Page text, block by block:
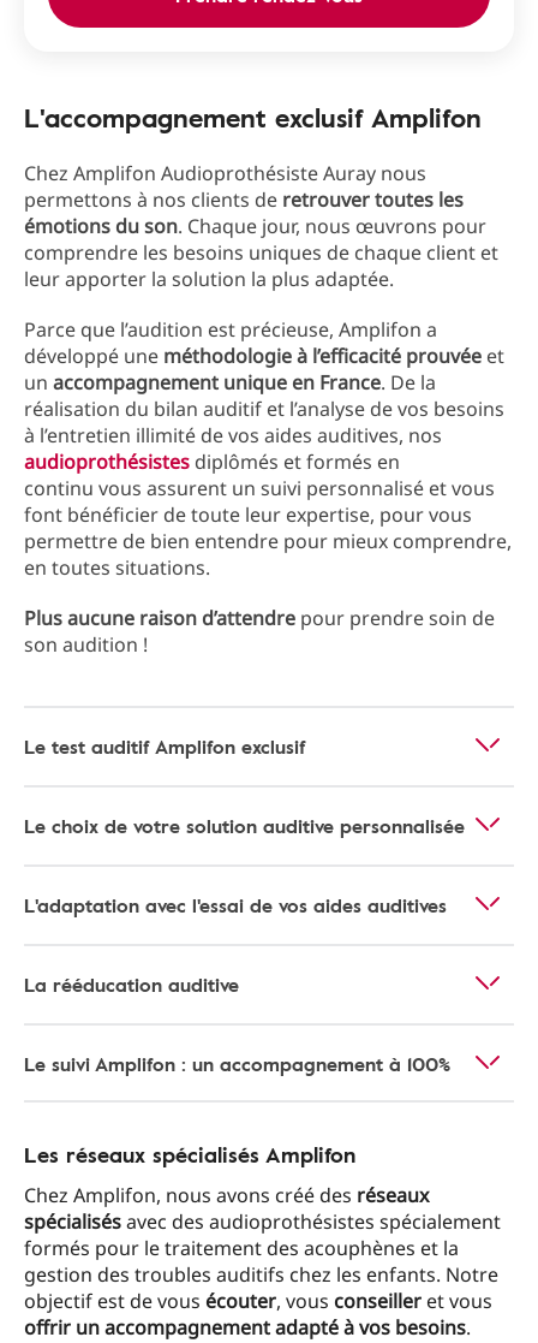
L'accompagnement exclusif Amplifon
Chez Amplifon Audioprothésiste Auray nous
permettons à nos clients de retrouver toutes les
émotions du son. Chaque jour, nous œuvrons pour
comprendre les besoins uniques de chaque client et
leur apporter la solution la plus adaptée.
Parce que l’audition est précieuse, Amplifon a
développé une méthodologie à l’efficacité prouvée et
un accompagnement unique en France. De la
réalisation du bilan auditif et l’analyse de vos besoins
à l’entretien illimité de vos aides auditives, nos
audioprothésistes diplômés et formés en
continu vous assurent un suivi personnalisé et vous
font bénéficier de toute leur expertise, pour vous
permettre de bien entendre pour mieux comprendre,
en toutes situations.
Plus aucune raison d’attendre pour prendre soin de
son audition !
Le test auditif Amplifon exclusif
Le choix de votre solution auditive personnalisée
L'adaptation avec l'essai de vos aides auditives
La rééducation auditive
Le suivi Amplifon : un accompagnement à 100%
Les réseaux spécialisés Amplifon
Chez Amplifon, nous avons créé des réseaux
spécialisésavec des audioprothésistes spécialement
formés pour le traitement des acouphènes et la
gestion des troubles auditifs chez les enfants. Notre
objectif est de vous écouter, vous conseiller et vous
offrir un accompagnement adapté à vos besoins.